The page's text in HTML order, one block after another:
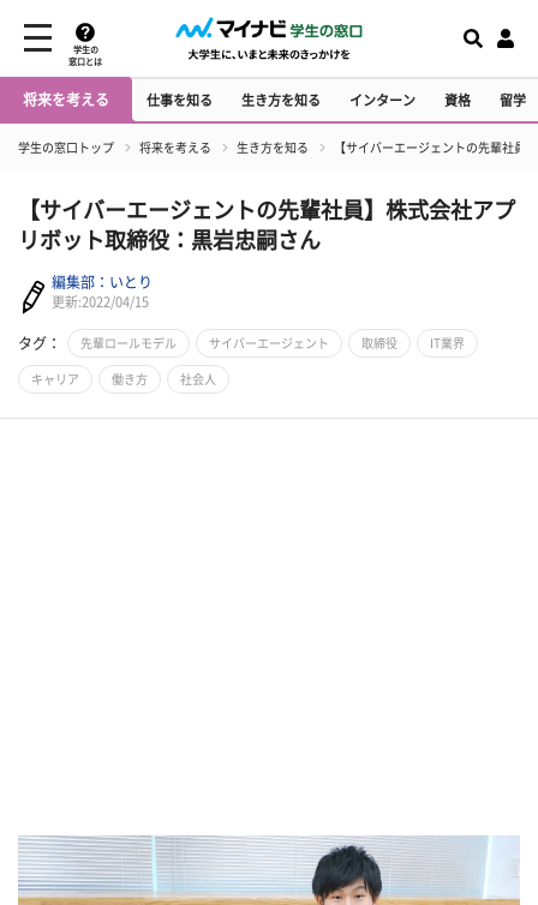
学生の
窓口とは
将来を考える 仕事を知る 生き方を知る インターン 資格 留学
学生の窓口トップ 将来を考える 生き方を知る 【サイバーエージェントの先輩社員
【サイバーエージェントの先輩社員】株式会社アプ
リボット取締役：黒岩忠嗣さん
編集部：いとり
更新:2022/04/15
タグ： 先輩ロールモデル サイバーエージェント 取締役 IT業界
キャリア 働き方 社会人